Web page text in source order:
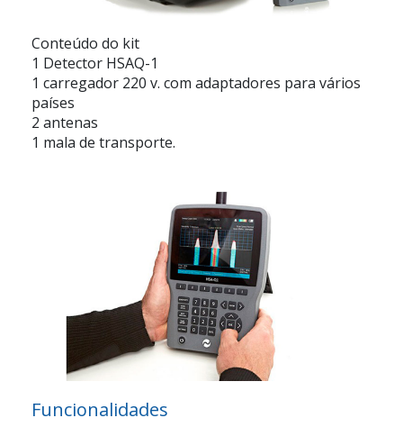
Conteúdo do kit
1 Detector HSAQ-1
1 carregador 220 v. com adaptadores para vários
países
2 antenas
1 mala de transporte.
Funcionalidades